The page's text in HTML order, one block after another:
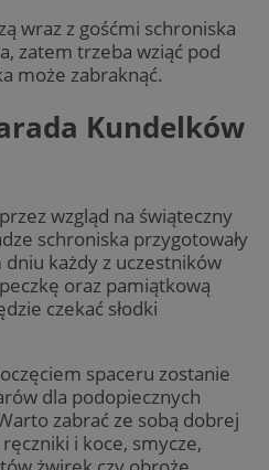
wraz z gośćmi schroniska
zatem trzeba wziąć pod
może zabraknąć.
Kundelków
wzgląd na świąteczny
schroniska przygotowały
każdy z uczestników
oraz pamiątkową
czekać słodki
spaceru zostanie
dla podopiecznych
zabrać ze sobą dobrej
i koce, smycze,